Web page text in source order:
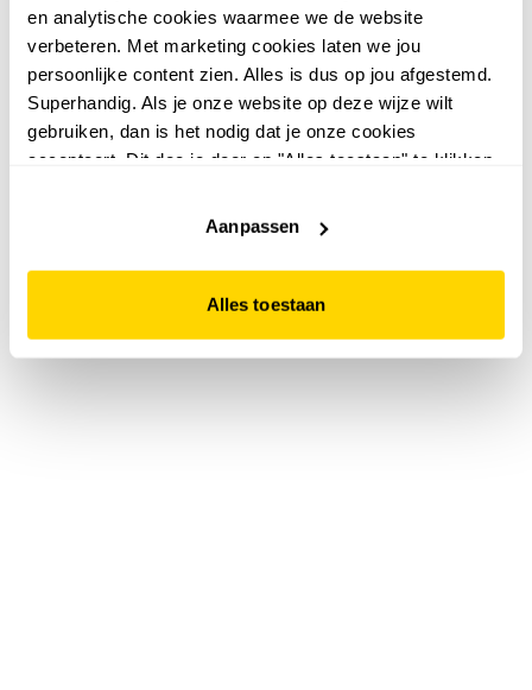
en analytische cookies waarmee we de website
verbeteren. Met marketing cookies laten we jou
persoonlijke content zien. Alles is dus op jou afgestemd.
Superhandig. Als je onze website op deze wijze wilt
gebruiken, dan is het nodig dat je onze cookies
accepteert. Dit doe je door op "Alles toestaan" te klikken.
website niet optimaal functioneert.
Aanpassen
Alles toestaan